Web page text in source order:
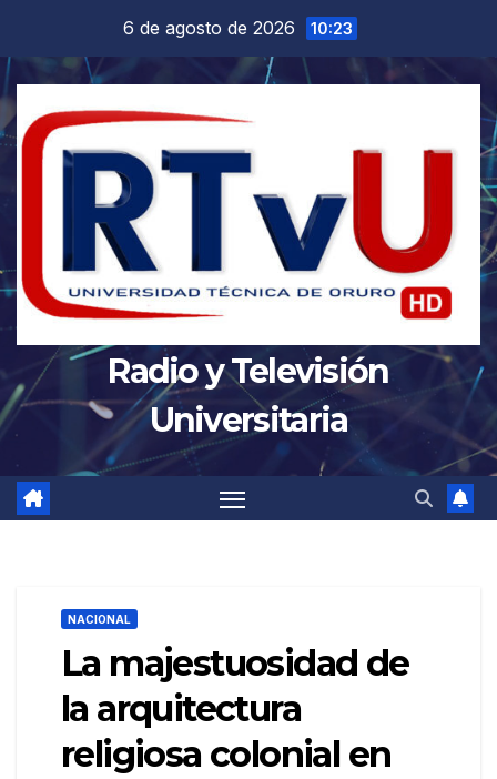
contenido
6 de agosto de 2026 10:23
Radio y Televisión
Universitaria
NACIONAL
La majestuosidad de
la arquitectura
religiosa colonial en